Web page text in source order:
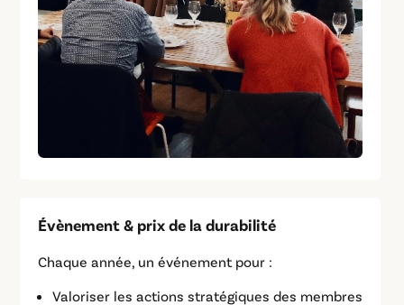
Évènement & prix de la durabilité
Chaque année, un événement pour :
Valoriser les actions stratégiques des membres